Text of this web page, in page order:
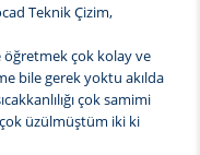
Teknik Çizim,
öğretmek çok kolay ve
bile gerek yoktu akılda
çok samimi
üzülmüştüm iki ki